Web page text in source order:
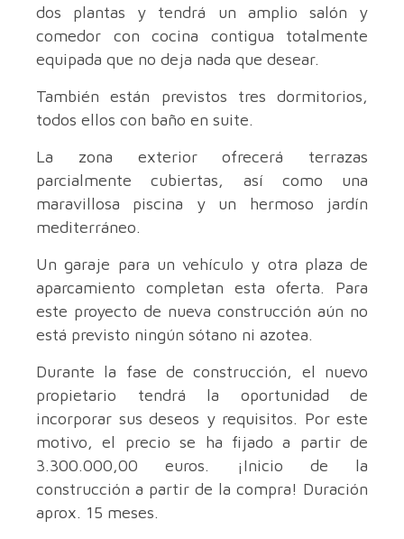
dos plantas y tendrá un amplio salón y
comedor con cocina contigua totalmente
equipada que no deja nada que desear.
También están previstos tres dormitorios,
todos ellos con baño en suite.
La zona exterior ofrecerá terrazas
parcialmente cubiertas, así como una
maravillosa piscina y un hermoso jardín
mediterráneo.
Un garaje para un vehículo y otra plaza de
aparcamiento completan esta oferta. Para
este proyecto de nueva construcción aún no
está previsto ningún sótano ni azotea.
Durante la fase de construcción, el nuevo
propietario tendrá la oportunidad de
incorporar sus deseos y requisitos. Por este
motivo, el precio se ha fijado a partir de
3.300.000,00 euros. ¡Inicio de la
construcción a partir de la compra! Duración
aprox. 15 meses.